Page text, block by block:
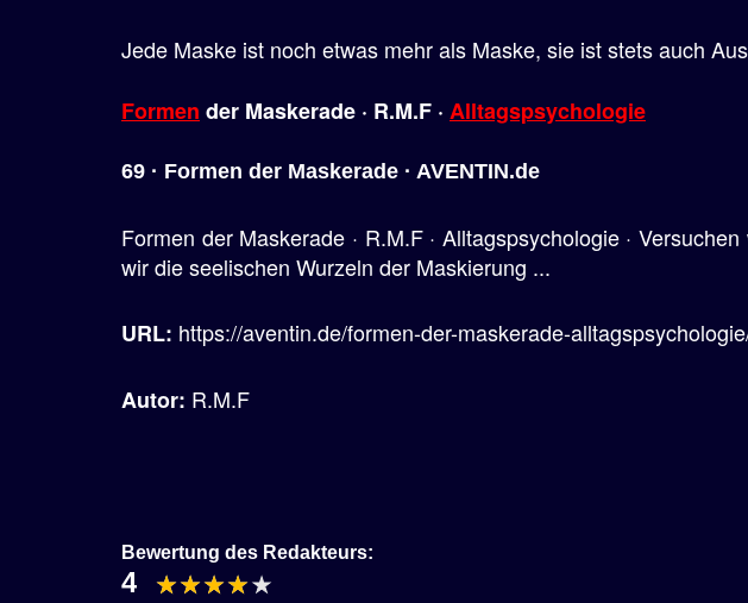
Jede Maske ist noch etwas mehr als Maske, sie ist stets auch
Formen der Maskerade · R.M.F · Alltagspsychologie
69 · Formen der Maskerade · AVENTIN.de
Formen der Maskerade · R.M.F · Alltagspsychologie ·
wir die seelischen Wurzeln der Maskierung ...
URL: https://aventin.de/formen-der-maskerade-
Autor: R.M.F
Bewertung des Redakteurs:
4